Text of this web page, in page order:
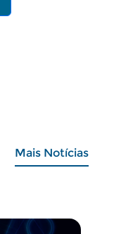
Mais Notícias